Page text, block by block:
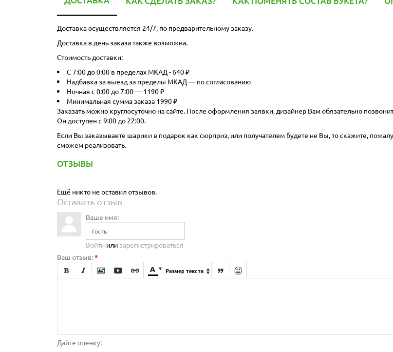
Доставка осуществляется 24/7, по предварительному заказу.
Доставка в день заказа также возможна.
Стоимость доставки:
С 7:00 до 0:00 в пределах МКАД - 640 ₽
Надбавка за выезд за пределы МКАД — по согласованию
Ночная с 0:00 до 7:00 — 1190 ₽
Минимальная сумма заказа 1990 ₽
Заказать можно круглосуточно на сайте. После оформления заявки, дизайнер Вам обязательно
Он доступен с 9:00 до 22:00.
Если Вы заказываете шарики в подарок как сюрприз, или получателем будете не Вы, то скажите,
сможем реализовать.
ОТЗЫВЫ
Ещё никто не оставил отзывов.
Оставить отзыв
Ваше имя:
Войти или зарегистрироваться
Ваш отзыв:*

      Размер текста   
Дайте оценку: